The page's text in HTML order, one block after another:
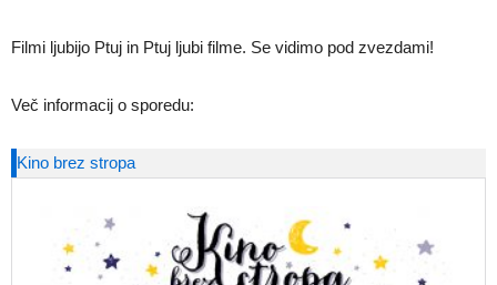
Filmi ljubijo Ptuj in Ptuj ljubi filme. Se vidimo pod zvezdami!
Več informacij o sporedu:
Kino brez stropa